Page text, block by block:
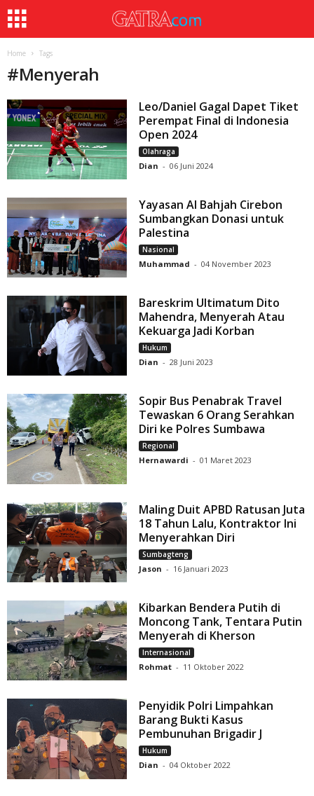
Home Tags
#Menyerah
Leo/Daniel Gagal Dapet Tiket
Perempat Final di Indonesia
Open 2024
Olahraga
Dian - 06 Juni 2024
Yayasan Al Bahjah Cirebon
Sumbangkan Donasi untuk
Palestina
Nasional
Muhammad - 04 November 2023
Bareskrim Ultimatum Dito
Mahendra, Menyerah Atau
Kekuarga Jadi Korban
Hukum
Dian - 28 Juni 2023
Sopir Bus Penabrak Travel
Tewaskan 6 Orang Serahkan
Diri ke Polres Sumbawa
Regional
Hernawardi - 01 Maret 2023
Maling Duit APBD Ratusan Juta
18 Tahun Lalu, Kontraktor Ini
Menyerahkan Diri
Sumbagteng
Jason - 16 Januari 2023
Kibarkan Bendera Putih di
Moncong Tank, Tentara Putin
Menyerah di Kherson
Internasional
Rohmat - 11 Oktober 2022
Penyidik Polri Limpahkan
Barang Bukti Kasus
Pembunuhan Brigadir J
Hukum
Dian - 04 Oktober 2022